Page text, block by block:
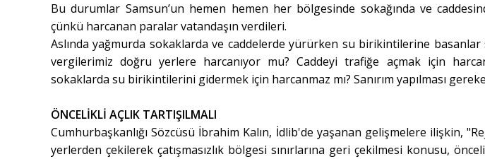
Bu durumlar Samsun’un hemen hemen her bölgesinde sokağında ve
çünkü harcanan paralar vatandaşın verdileri.
Aslında yağmurda sokaklarda ve caddelerde yürürken su birikintilerine basanlar
vergilerimiz doğru yerlere harcanıyor mu? Caddeyi trafiğe açmak için
sokaklarda su birikintilerini gidermek için harcanmaz mı? Sanırım yapılması
ÖNCELİKLİ AÇLIK TARTIŞILMALI
Cumhurbaşkanlığı Sözcüsü İbrahim Kalın, İdlib'de yaşanan gelişmelere ilişkin,
yerlerden çekilerek çatışmasızlık bölgesi sınırlarına geri çekilmesi konusu,